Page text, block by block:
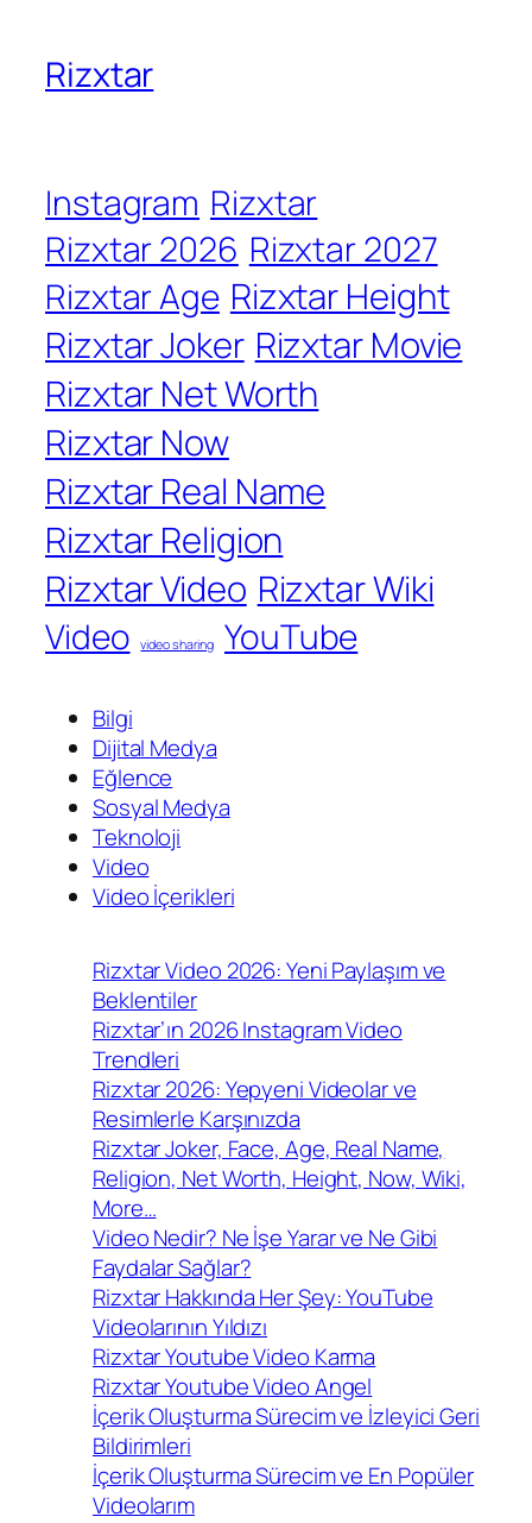
Rizxtar
Instagram Rizxtar
Rizxtar 2026 Rizxtar 2027
Rizxtar Age Rizxtar Height
Rizxtar Joker Rizxtar Movie
Rizxtar Net Worth
Rizxtar Now
Rizxtar Real Name
Rizxtar Religion
Rizxtar Video Rizxtar Wiki
Video video sharing YouTube
Bilgi
Dijital Medya
Eğlence
Sosyal Medya
Teknoloji
Video
Video İçerikleri
Rizxtar Video 2026: Yeni Paylaşım ve
Beklentiler
Rizxtar’ın 2026 Instagram Video
Trendleri
Rizxtar 2026: Yepyeni Videolar ve
Resimlerle Karşınızda
Rizxtar Joker, Face, Age, Real Name,
Religion, Net Worth, Height, Now, Wiki,
More…
Video Nedir? Ne İşe Yarar ve Ne Gibi
Faydalar Sağlar?
Rizxtar Hakkında Her Şey: YouTube
Videolarının Yıldızı
Rizxtar Youtube Video Karma
Rizxtar Youtube Video Angel
İçerik Oluşturma Sürecim ve İzleyici Geri
Bildirimleri
İçerik Oluşturma Sürecim ve En Popüler
Videolarım